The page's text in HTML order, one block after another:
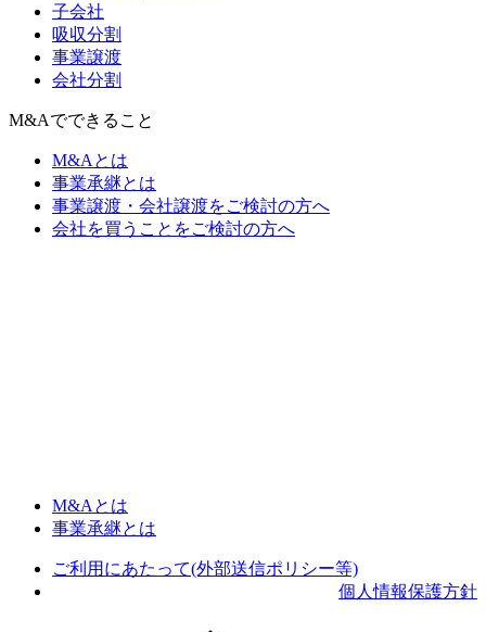
子会社
吸収分割
事業譲渡
会社分割
M&Aでできること
M&Aとは
事業承継とは
事業譲渡・会社譲渡をご検討の方へ
会社を買うことをご検討の方へ
M&Aとは
事業承継とは
ご利用にあたって(外部送信ポリシー等)
個人情報保護方針